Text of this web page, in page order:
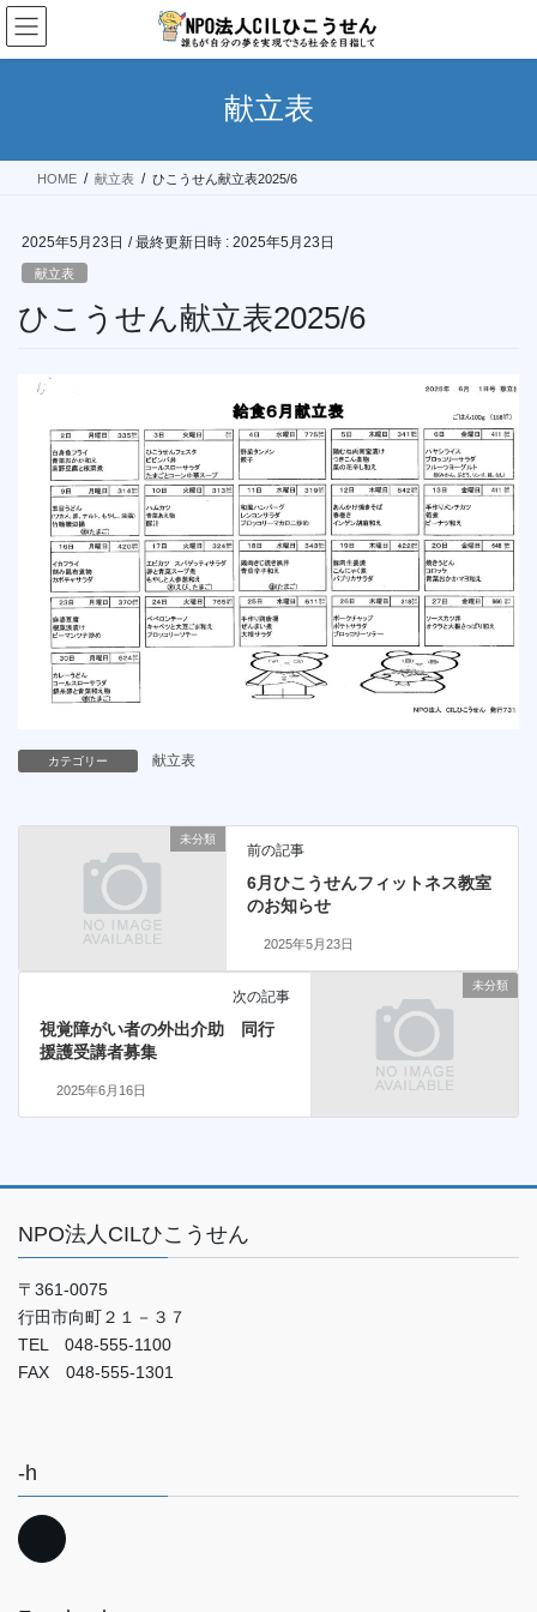
コ
ン
テ
ス
ナ
ビ
ゲ
ン
献立表
HOME 献立表 ひこうせん献立表2025/6
2025年5月23日 / 最終更新日時 : 2025年5月23日
献立表
ひこうせん献立表2025/6
カテゴリー 献立表
未分類
前の記事
6月ひこうせんフィットネス教室
のお知らせ
2025年5月23日
未分類
次の記事
視覚障がい者の外出介助 同行
援護受講者募集
2025年6月16日
NPO法人CILひこうせん
〒361-0075
行田市向町２１－３７
TEL 048-555-1100
FAX 048-555-1301
-h